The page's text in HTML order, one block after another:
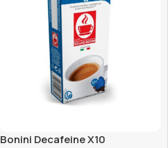
Bonini Decafeine X10